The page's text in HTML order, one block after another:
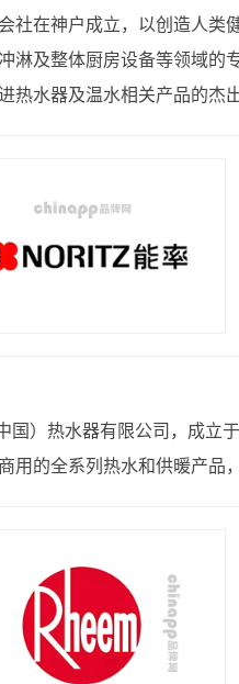
社在神户成立，以创造人
淋及整体厨房设备等领域
热水器及温水相关产品的杰
国）热水器有限公司，成立
用的全系列热水和供暖产品